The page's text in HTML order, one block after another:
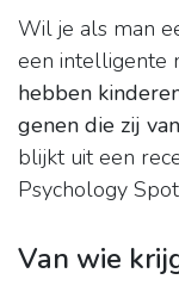
Wil je als man
een intelligente
hebben
genen die zij
blijkt uit een
Psychology
Van wie